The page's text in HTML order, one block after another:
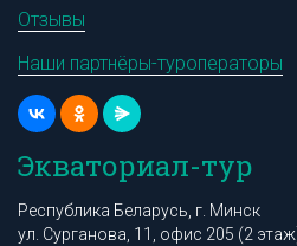
Отзывы
Наши партнёры-туроператоры
Экваториал-тур
Республика Беларусь, г. Минск
ул. Сурганова, 11, офис 205 (2